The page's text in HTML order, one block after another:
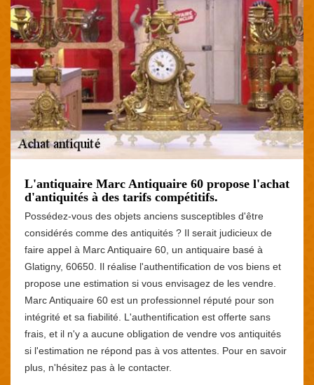
L'antiquaire Marc Antiquaire 60 propose l'achat
d'antiquités à des tarifs compétitifs.
Possédez-vous des objets anciens susceptibles d'être
considérés comme des antiquités ? Il serait judicieux de
faire appel à Marc Antiquaire 60, un antiquaire basé à
Glatigny, 60650. Il réalise l'authentification de vos biens et
propose une estimation si vous envisagez de les vendre.
Marc Antiquaire 60 est un professionnel réputé pour son
intégrité et sa fiabilité. L'authentification est offerte sans
frais, et il n'y a aucune obligation de vendre vos antiquités
si l'estimation ne répond pas à vos attentes. Pour en savoir
plus, n'hésitez pas à le contacter.